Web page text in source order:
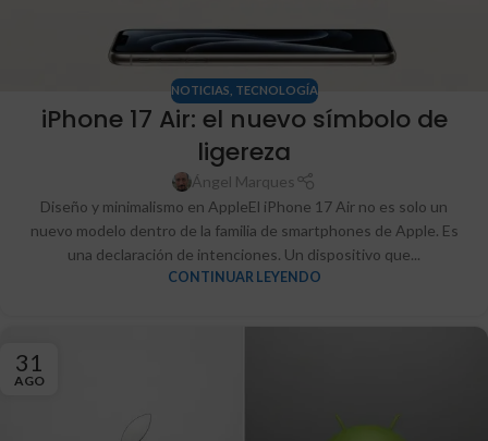
NOTICIAS TECNOLOGÍA
iPhone 17 Air: el nuevo símbolo de
ligereza
Ángel Marques
Diseño y minimalismo en AppleEl iPhone 17 Air no es solo un
nuevo modelo dentro de la familia de smartphones de Apple. Es
una declaración de intenciones. Un dispositivo que...
CONTINUAR LEYENDO
31
AGO